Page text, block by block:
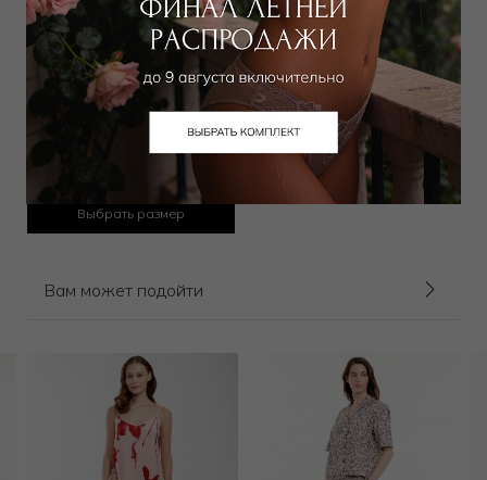
43 988
Выбрать размер
Вам может подойти